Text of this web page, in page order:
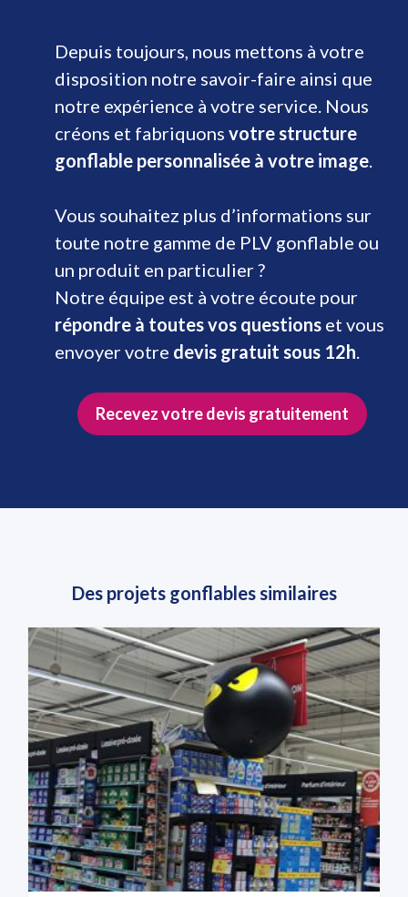
Depuis toujours, nous mettons à votre
disposition notre savoir-faire ainsi que
notre expérience à votre service. Nous
créons et fabriquons votre structure
gonflable personnalisée à votre image.
Vous souhaitez plus d’informations sur
toute notre gamme de PLV gonflable ou
un produit en particulier ?
Notre équipe est à votre écoute pour
répondre à toutes vos questions et vous
envoyer votre devis gratuit sous 12h.
Recevez votre devis gratuitement
Des projets gonflables similaires